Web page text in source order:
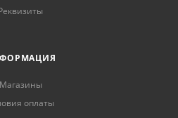
Магазины
оплаты